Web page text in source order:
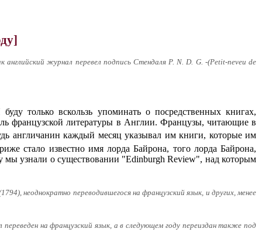
журнал перевел подпись Стендаля Р. N. D. G. -(Petit-neveu de
только вскользь упоминать о посредственных книгах,
французской литературы в Англии. Французы, читающие в
англичанин каждый месяц указывал им книги, которые им
стало известно имя лорда Байрона, того лорда Байрона,
узнали о существовании "Edinburgh Review", над которым
неоднократно переводившегося на французский язык, и других, менее
на французский язык, а в следующем году переиздан также под